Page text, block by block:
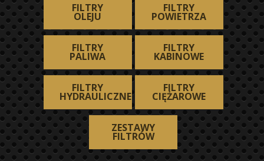
FILTRY
OLEJU
FILTRY
POWIETRZA
FILTRY
PALIWA
FILTRY
KABINOWE
FILTRY
HYDRAULICZNE
FILTRY
CIĘŻAROWE
ZESTAWY
FILTRÓW